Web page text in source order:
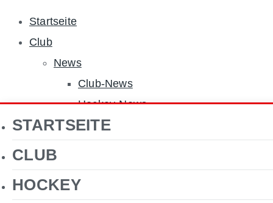
Startseite
Club
News
Club-News
Hockey-News
Tennis-News
Über uns
Jobs
STARTSEITE
CLUB
HOCKEY